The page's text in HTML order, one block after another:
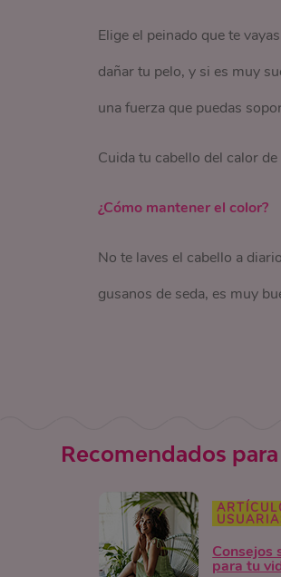
Elige el peinado que te
dañar tu pelo, y si es muy
una fuerza que puedas
Cuida tu cabello del calor
¿Cómo mantener el color?
No te laves el cabello a
gusanos de seda, es muy
Recomendados
Consejos
para tu